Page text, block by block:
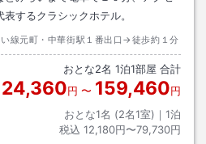
するクラシックホテル。
線元町・中華街駅１番出口→徒歩約１分
おとな2名 1泊1部屋 合計
24,360円 〜 159,460円
おとな1名 (2名1室)｜ 1泊
税込 12,180円〜79,730円